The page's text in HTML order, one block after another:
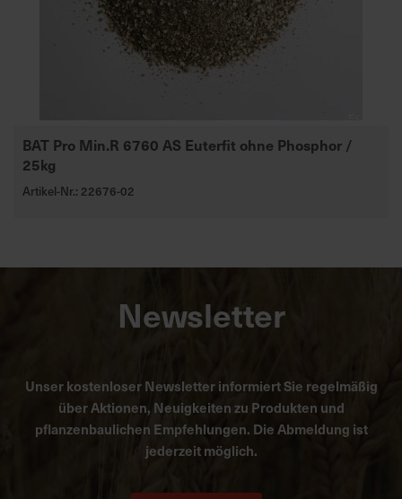
BAT Pro Min.R 6760 AS Euterfit ohne Phosphor /
25kg
Artikel-Nr.: 22676-02
Newsletter
Unser kostenloser Newsletter informiert Sie regelmäßig
über Aktionen, Neuigkeiten zu Produkten und
pflanzenbaulichen Empfehlungen. Die Abmeldung ist
jederzeit möglich.